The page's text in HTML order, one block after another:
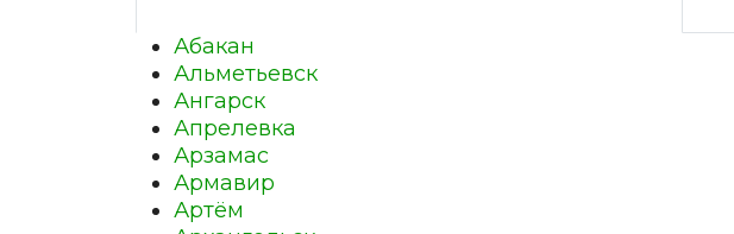
Абакан
Альметьевск
Ангарск
Апрелевка
Арзамас
Армавир
Артём